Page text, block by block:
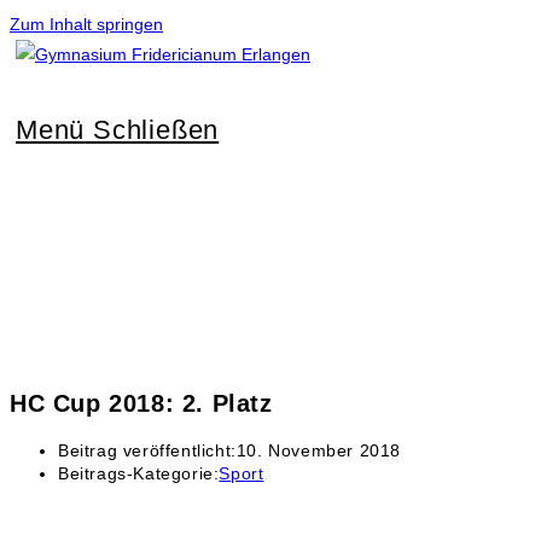
Zum Inhalt springen
Menü Schließen
HC Cup 2018: 2. Platz
Beitrag veröffentlicht:10. November 2018
Beitrags-Kategorie:Sport